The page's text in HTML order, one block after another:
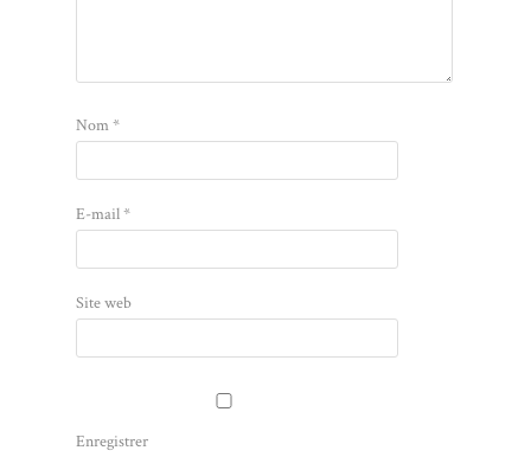
Nom*
E-mail*
Site web
Enregistrer